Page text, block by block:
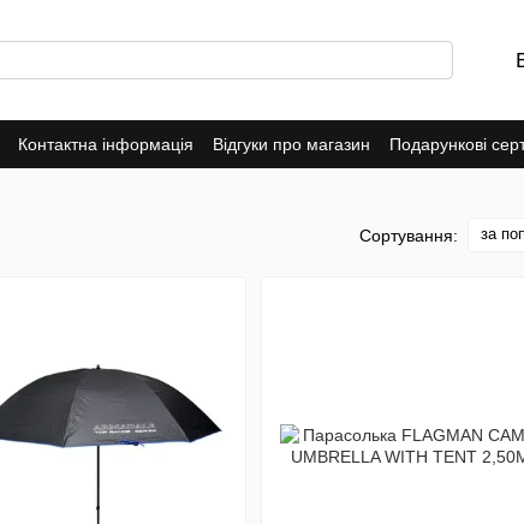
Контактна інформація Відгуки про магазин
Подарункові
Сортування: за